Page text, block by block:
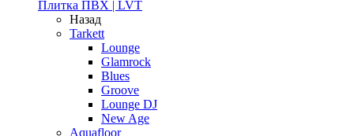
Плитка ПВХ | LVT
Назад
Tarkett
Lounge
Glamrock
Blues
Groove
Lounge DJ
New Age
Aquafloor